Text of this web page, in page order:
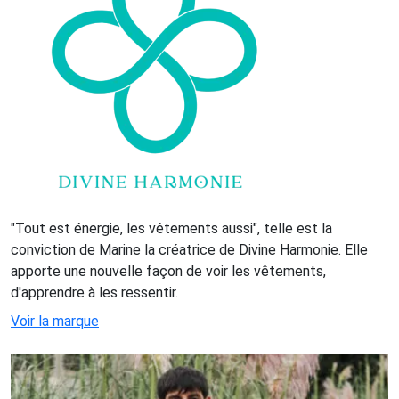
"Tout est énergie, les vêtements aussi", telle est la
conviction de Marine la créatrice de Divine Harmonie. Elle
apporte une nouvelle façon de voir les vêtements,
d'apprendre à les ressentir.
Voir la marque